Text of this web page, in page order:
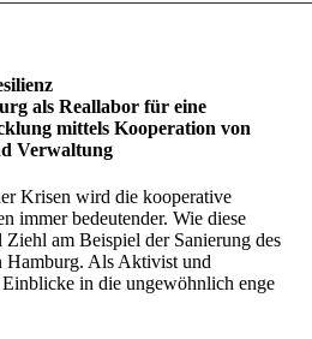
als Reallabor für eine
mittels Kooperation von
Verwaltung
Krisen wird die kooperative
immer bedeutender. Wie diese
am Beispiel der Sanierung des
Hamburg. Als Aktivist und
in die ungewöhnlich enge